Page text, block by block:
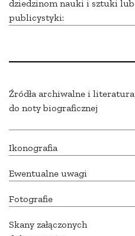
dziedzinom nauki i sztuki lub
publicystyki:
Źródła archiwalne i literatura
do noty biograficznej
Ikonografia
Ewentualne uwagi
Fotografie
Skany załączonych